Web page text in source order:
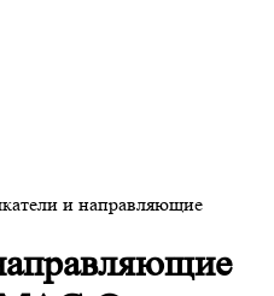
и направляющие